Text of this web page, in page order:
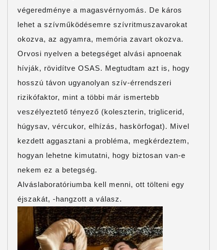
végeredménye a magasvérnyomás. De káros
lehet a szívműködésemre szívritmuszavarokat
okozva, az agyamra, memória zavart okozva.
Orvosi nyelven a betegséget alvási apnoenak
hívják, rövidítve OSAS. Megtudtam azt is, hogy
hosszú távon ugyanolyan szív-érrendszeri
rizikófaktor, mint a többi már ismertebb
veszélyeztető tényező (koleszterin, triglicerid,
húgysav, vércukor, elhízás, haskörfogat). Mivel
kezdett aggasztani a probléma, megkérdeztem,
hogyan lehetne kimutatni, hogy biztosan van-e
nekem ez a betegség.
Alváslaboratóriumba kell menni, ott tölteni egy
éjszakát, -hangzott a válasz.